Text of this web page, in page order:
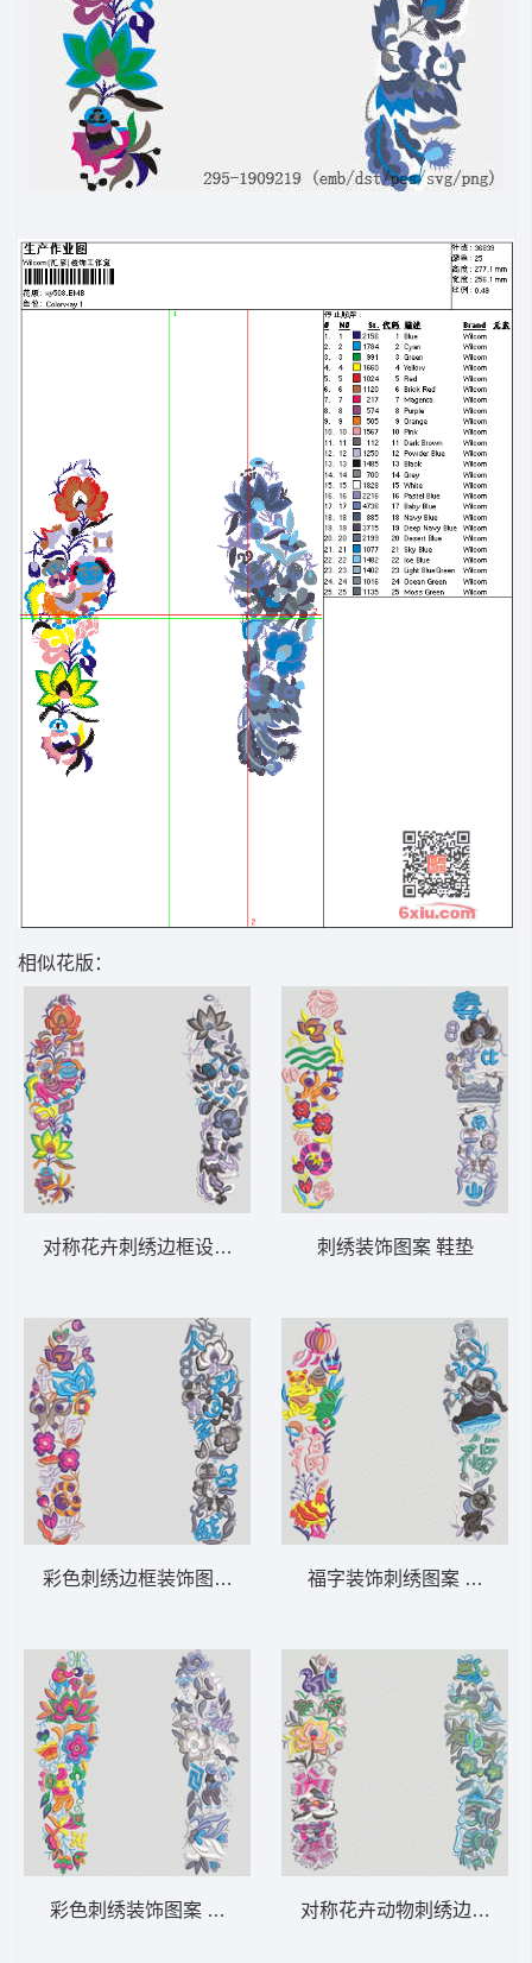
相似花版：
对称花卉刺绣边框设计 鞋垫
彩色刺绣边框装饰图案 鞋垫
彩色刺绣装饰图案 鞋垫
刺绣装饰图案 鞋垫
福字装饰刺绣图案 鞋垫
对称花卉动物刺绣边框 鞋垫